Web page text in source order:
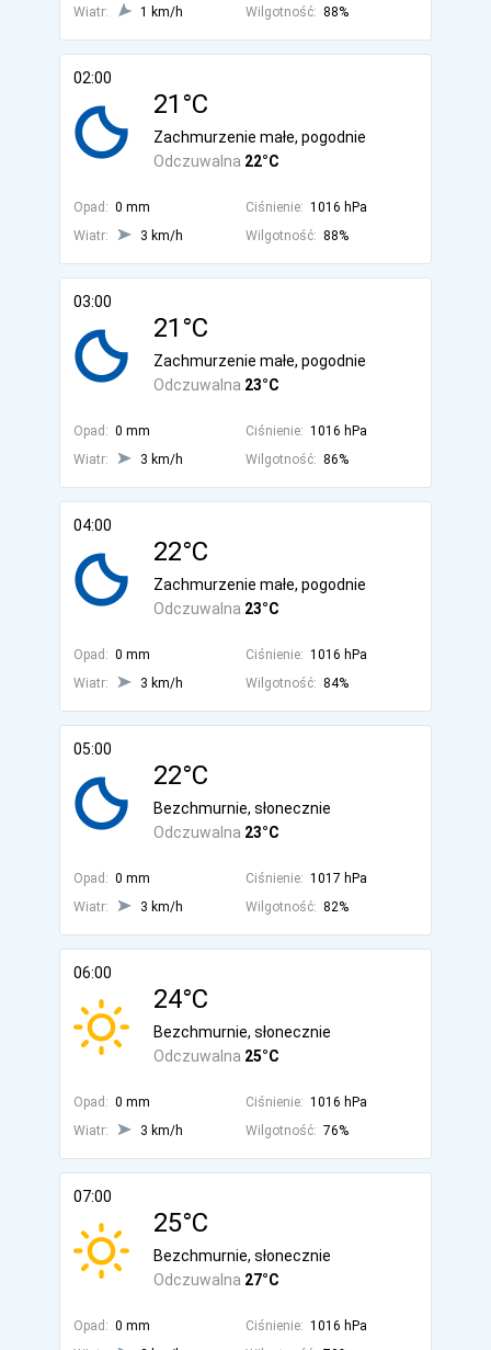
Wiatr:
1 km/h Wilgotność: 88%
02:00
21°C
Odczuwalna 22°C
Zachmurzenie małe, pogodnie
Opad: 0 mm Ciśnienie: 1016 hPa
Wiatr:
3 km/h Wilgotność: 88%
03:00
21°C
Odczuwalna 23°C
Zachmurzenie małe, pogodnie
Opad: 0 mm Ciśnienie: 1016 hPa
Wiatr:
3 km/h Wilgotność: 86%
04:00
22°C
Odczuwalna 23°C
Zachmurzenie małe, pogodnie
Opad: 0 mm Ciśnienie: 1016 hPa
Wiatr:
3 km/h Wilgotność: 84%
05:00
22°C
Odczuwalna 23°C
Bezchmurnie, słonecznie
Opad: 0 mm Ciśnienie: 1017 hPa
Wiatr:
3 km/h Wilgotność: 82%
06:00
24°C
Odczuwalna 25°C
Bezchmurnie, słonecznie
Opad: 0 mm Ciśnienie: 1016 hPa
Wiatr:
3 km/h Wilgotność: 76%
07:00
25°C
Odczuwalna 27°C
Bezchmurnie, słonecznie
Opad: 0 mm Ciśnienie: 1016 hPa